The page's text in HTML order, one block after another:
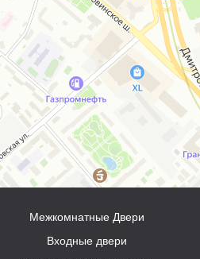
Межкомнатные Двери
Входные двери